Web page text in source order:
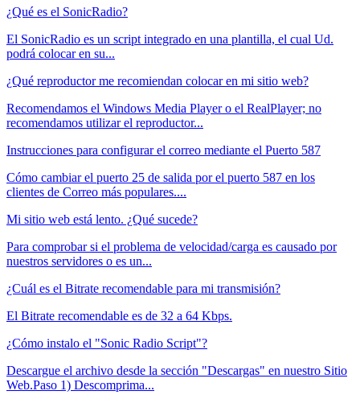
¿Qué es el SonicRadio?
El SonicRadio es un script integrado en una plantilla, el cual Ud.
podrá colocar en su...
¿Qué reproductor me recomiendan colocar en mi sitio web?
Recomendamos el Windows Media Player o el RealPlayer; no
recomendamos utilizar el reproductor...
Instrucciones para configurar el correo mediante el Puerto 587
Cómo cambiar el puerto 25 de salida por el puerto 587 en los
clientes de Correo más populares....
Mi sitio web está lento. ¿Qué sucede?
Para comprobar si el problema de velocidad/carga es causado por
nuestros servidores o es un...
¿Cuál es el Bitrate recomendable para mi transmisión?
El Bitrate recomendable es de 32 a 64 Kbps.
¿Cómo instalo el "Sonic Radio Script"?
Descargue el archivo desde la sección "Descargas" en nuestro Sitio
Web.Paso 1) Descomprima...